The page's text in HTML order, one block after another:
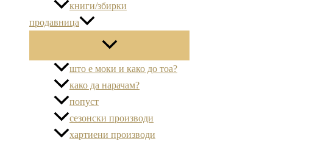
книги/збирки
продавница
што е моки и како до тоа?
како да нарачам?
попуст
сезонски производи
хартиени производи